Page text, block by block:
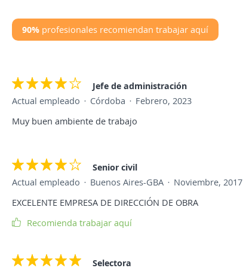
90% profesionales recomiendan trabajar aquí
Jefe de administración
Actual empleado
Córdoba
Febrero, 2023
Muy buen ambiente de trabajo
Senior civil
Actual empleado
Buenos Aires-GBA
Noviembre, 2017
EXCELENTE EMPRESA DE DIRECCIÓN DE OBRA
Recomienda trabajar aquí
Selectora